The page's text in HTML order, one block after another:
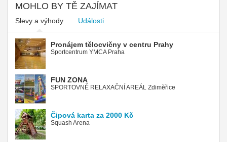
MOHLO BY TĚ ZAJÍMAT
Slevy a výhody Události
Pronájem tělocvičny v centru Prahy
Sportcentrum YMCA Praha
FUN ZONA
SPORTOVNĚ RELAXAČNÍ AREÁL Zdiměřice
Čipová karta za 2000 Kč
Squash Arena